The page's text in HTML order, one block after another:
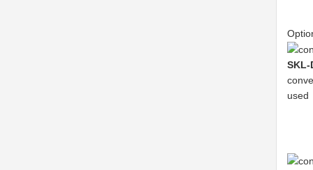
SKL-
used